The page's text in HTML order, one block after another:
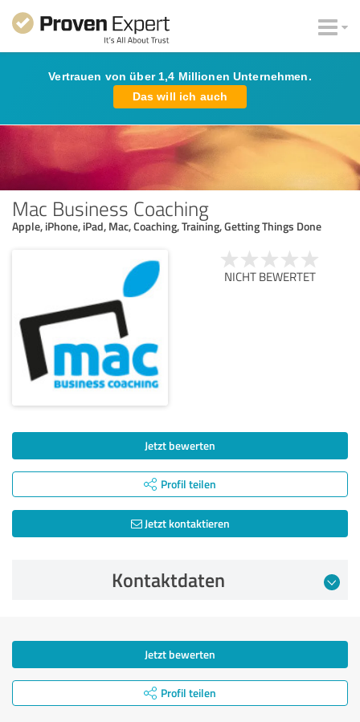
Vertrauen von über 1,4 Millionen Unternehmen.
Das will ich auch
Mac Business Coaching
Apple, iPhone, iPad, Mac, Coaching, Training, Getting Things Done
NICHT BEWERTET
Jetzt bewerten
Profil teilen
Jetzt kontaktieren
Kontaktdaten
Jetzt bewerten
Profil teilen